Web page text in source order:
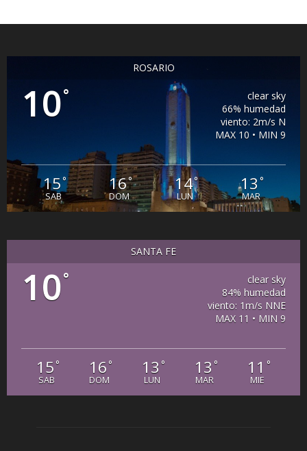
ROSARIO
10°
clear sky
66% humedad
viento: 2m/s N
MAX 10 • MIN 9
15°
SAB
16°
DOM
14°
LUN
13 °
MAR
SANTA FE
10°
clear sky
84% humedad
viento: 1m/s NNE
MAX 11 • MIN 9
15 °
SAB
16 °
DOM
13 °
LUN
13 °
MAR
11 °
MIE